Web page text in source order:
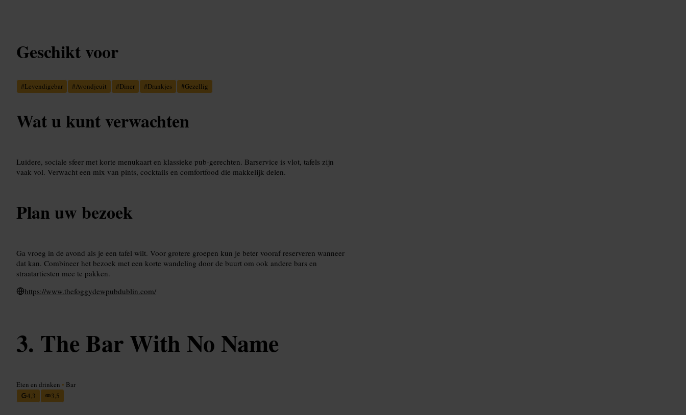
Geschikt voor
#Levendigebar #Avondjeuit #Diner #Drankjes #Gezellig
Wat u kunt verwachten
Luidere, sociale sfeer met korte menukaart en klassieke pub-gerechten. Barservice is vlot, tafels zijn
vaak vol. Verwacht een mix van pints, cocktails en comfortfood die makkelijk delen.
Plan uw bezoek
Ga vroeg in de avond als je een tafel wilt. Voor grotere groepen kun je beter vooraf reserveren wanneer
dat kan. Combineer het bezoek met een korte wandeling door de buurt om ook andere bars en
straatartiesten mee te pakken.
https://www.thefoggydewpubdublin.com/
The Bar With No Name
Eten en drinken • Bar
4,3
3,5